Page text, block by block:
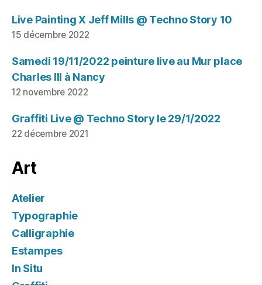
Live Painting X Jeff Mills @ Techno Story 10
15 décembre 2022
Samedi 19/11/2022 peinture live au Mur place
Charles III à Nancy
12 novembre 2022
Graffiti Live @ Techno Story le 29/1/2022
22 décembre 2021
Art
Atelier
Typographie
Calligraphie
Estampes
In Situ